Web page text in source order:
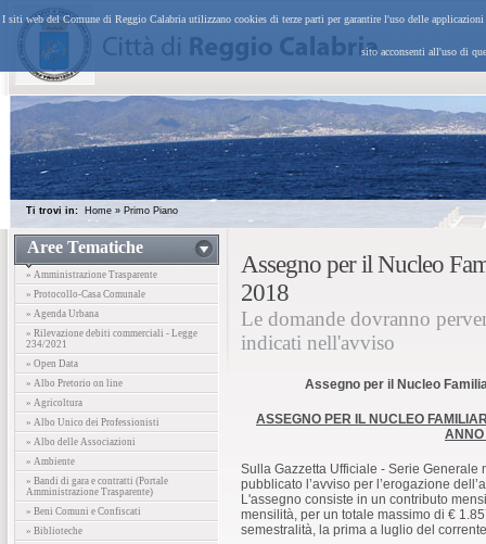
I siti web del Comune di Reggio Calabria utilizzano cookies di terze parti per garantire l'uso delle
sito acconsenti all'uso di
Ti trovi in: Home » Primo Piano
Aree Tematiche
» Amministrazione Trasparente
» Protocollo-Casa Comunale
» Agenda Urbana
» Rilevazione debiti commerciali - Legge
234/2021
» Open Data
» Albo Pretorio on line
» Agricoltura
» Albo Unico dei Professionisti
» Albo delle Associazioni
» Ambiente
» Bandi di gara e contratti (Portale
Amministrazione Trasparente)
» Beni Comuni e Confiscati
» Biblioteche
Assegno per il Nucleo
2018
Le domande dovranno
indicati nell'avviso
Assegno per il Nucleo
ASSEGNO PER IL NUCLEO
Sulla Gazzetta Ufficiale - Serie Generale
pubblicato l’avviso per l’erogazione
L'assegno consiste in un contributo
mensilità, per un totale massimo di €
semestralità, la prima a luglio del